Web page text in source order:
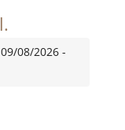
08/2026 -